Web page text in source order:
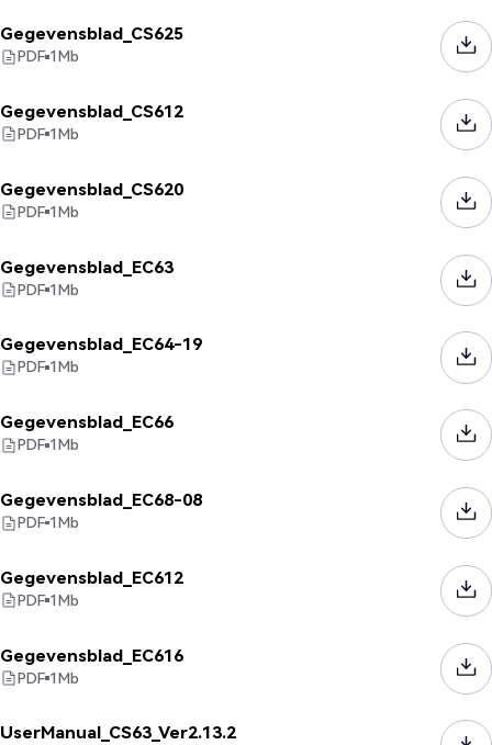
Gegevensblad_CS625
PDF 1Mb
Gegevensblad_CS612
PDF 1Mb
Gegevensblad_CS620
PDF 1Mb
Gegevensblad_EC63
PDF 1Mb
Gegevensblad_EC64-19
PDF 1Mb
Gegevensblad_EC66
PDF 1Mb
Gegevensblad_EC68-08
PDF 1Mb
Gegevensblad_EC612
PDF 1Mb
Gegevensblad_EC616
PDF 1Mb
UserManual_CS63_Ver2.13.2